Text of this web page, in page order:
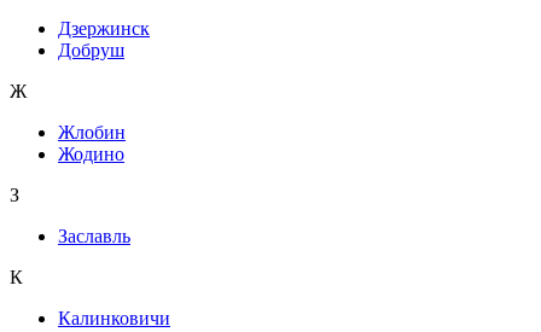
Дзержинск
Добруш
Ж
Жлобин
Жодино
З
Заславль
К
Калинковичи